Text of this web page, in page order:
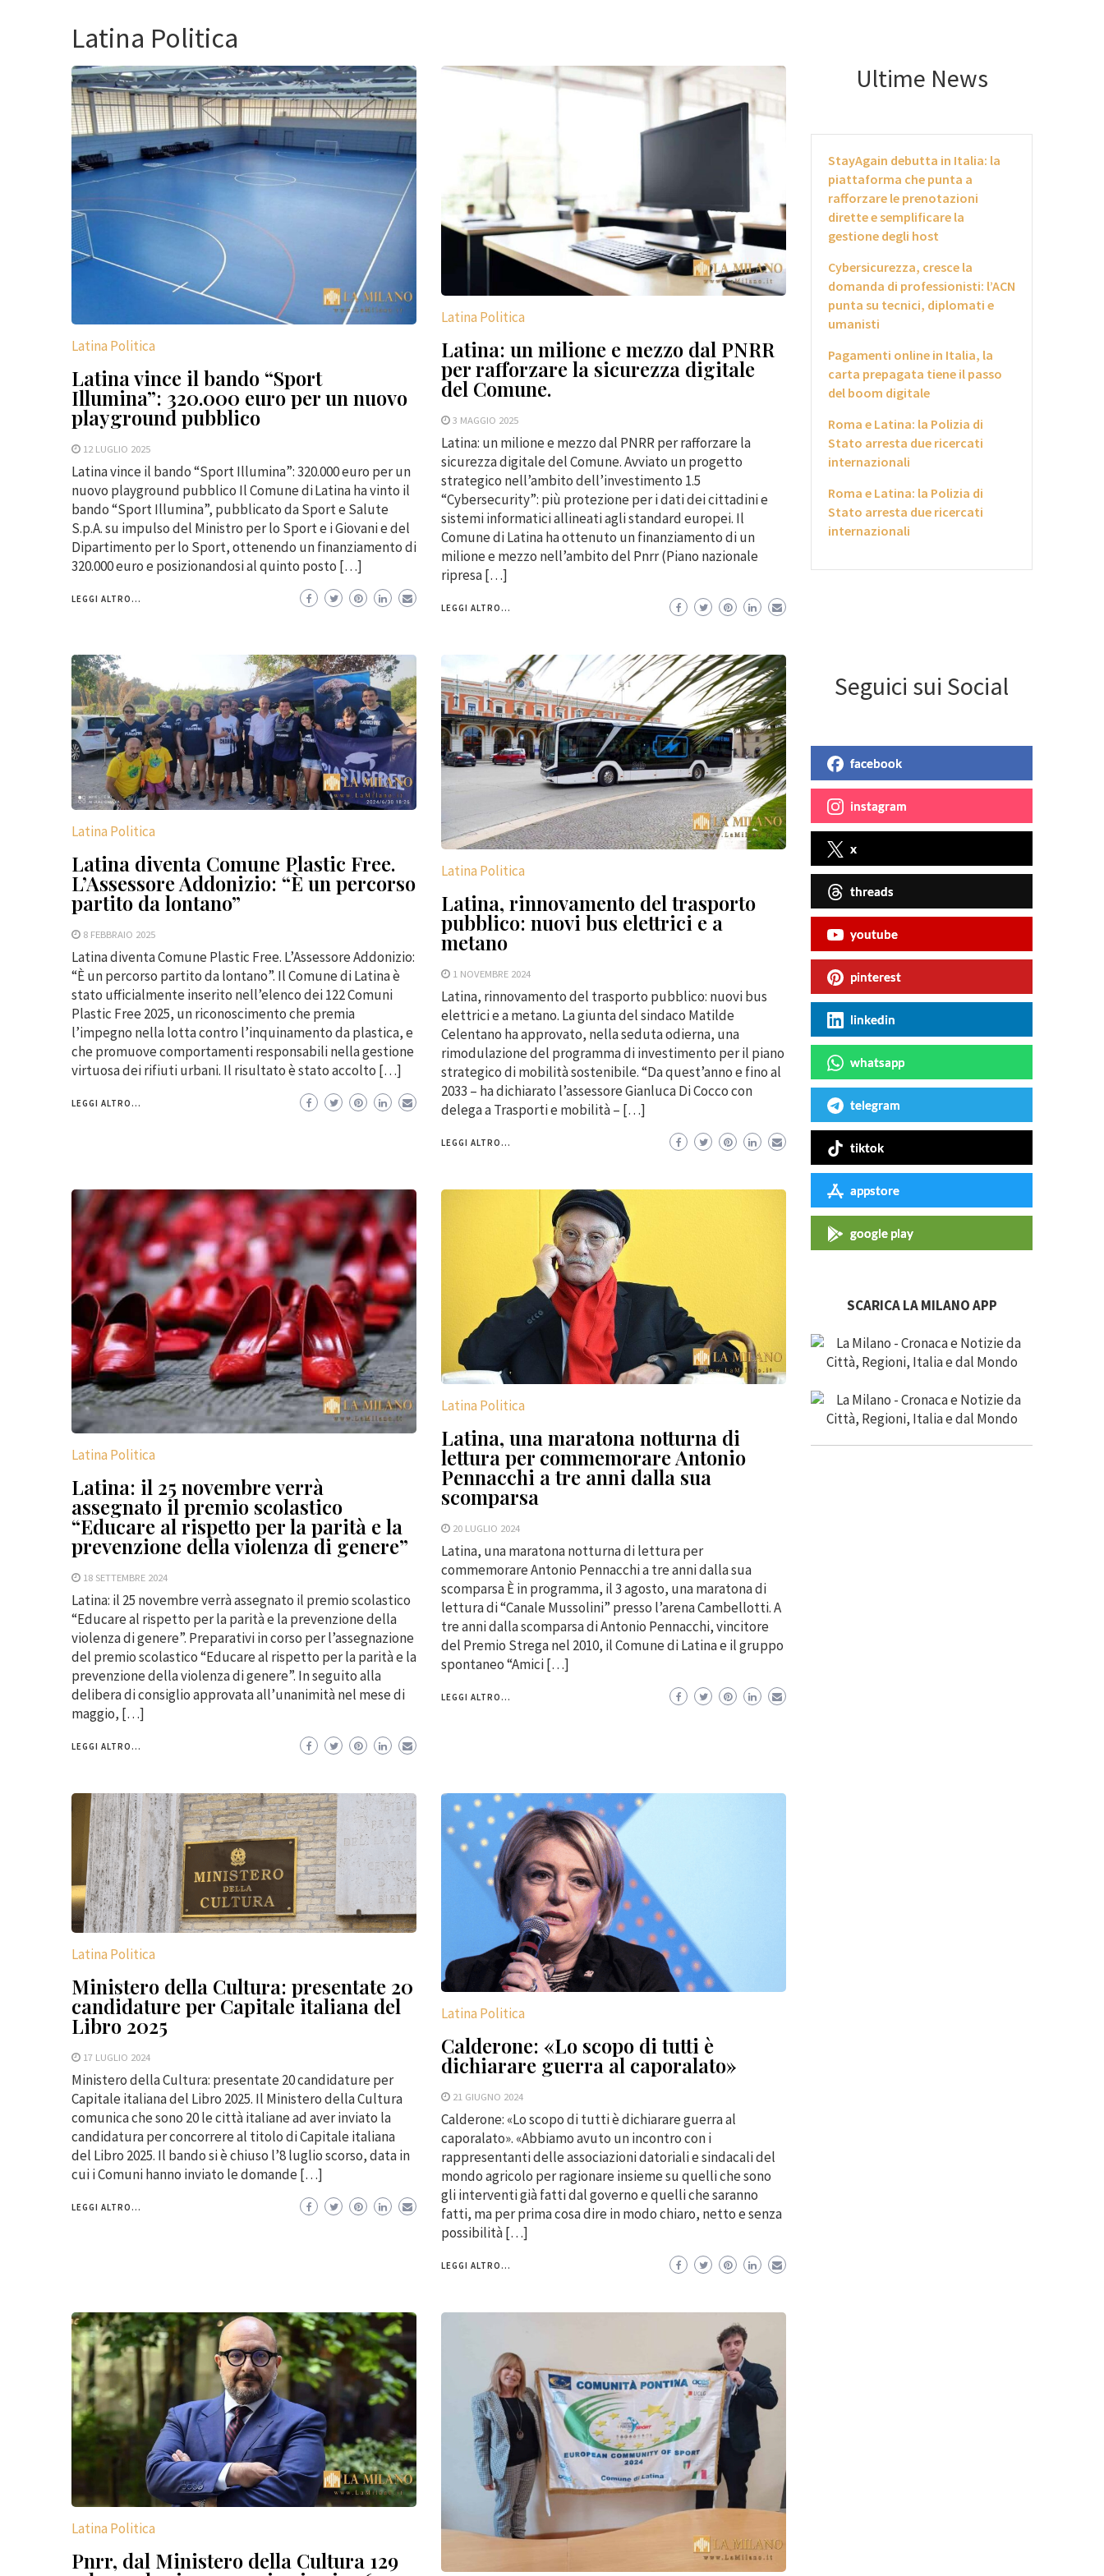
Latina Politica
Latina Politica
Latina vince il bando “Sport
Illumina”: 320.000 euro per un nuovo
playground pubblico
12 LUGLIO 2025
Latina vince il bando “Sport Illumina”: 320.000 euro per un
nuovo playground pubblico Il Comune di Latina ha vinto il
bando “Sport Illumina”, pubblicato da Sport e Salute
S.p.A. su impulso del Ministro per lo Sport e i Giovani e del
Dipartimento per lo Sport, ottenendo un finanziamento di
320.000 euro e posizionandosi al quinto posto […]
LEGGI ALTRO...
Latina Politica
Latina: un milione e mezzo dal PNRR
per rafforzare la sicurezza digitale
del Comune.
3 MAGGIO 2025
Latina: un milione e mezzo dal PNRR per rafforzare la
sicurezza digitale del Comune. Avviato un progetto
strategico nell’ambito dell’investimento 1.5
“Cybersecurity”: più protezione per i dati dei cittadini e
sistemi informatici allineati agli standard europei. Il
Comune di Latina ha ottenuto un finanziamento di un
milione e mezzo nell’ambito del Pnrr (Piano nazionale
ripresa […]
LEGGI ALTRO...
Latina Politica
Latina diventa Comune Plastic Free.
L’Assessore Addonizio: “È un percorso
partito da lontano”
8 FEBBRAIO 2025
Latina diventa Comune Plastic Free. L’Assessore Addonizio:
“È un percorso partito da lontano”. Il Comune di Latina è
stato ufficialmente inserito nell’elenco dei 122 Comuni
Plastic Free 2025, un riconoscimento che premia
l’impegno nella lotta contro l’inquinamento da plastica, e
che promuove comportamenti responsabili nella gestione
virtuosa dei rifiuti urbani. Il risultato è stato accolto […]
LEGGI ALTRO...
Latina Politica
Latina, rinnovamento del trasporto
pubblico: nuovi bus elettrici e a
metano
1 NOVEMBRE 2024
Latina, rinnovamento del trasporto pubblico: nuovi bus
elettrici e a metano. La giunta del sindaco Matilde
Celentano ha approvato, nella seduta odierna, una
rimodulazione del programma di investimento per il piano
strategico di mobilità sostenibile. “Da quest’anno e fino al
2033 – ha dichiarato l’assessore Gianluca Di Cocco con
delega a Trasporti e mobilità – […]
LEGGI ALTRO...
Latina Politica
Latina: il 25 novembre verrà
assegnato il premio scolastico
“Educare al rispetto per la parità e la
prevenzione della violenza di genere”
18 SETTEMBRE 2024
Latina: il 25 novembre verrà assegnato il premio scolastico
“Educare al rispetto per la parità e la prevenzione della
violenza di genere”. Preparativi in corso per l’assegnazione
del premio scolastico “Educare al rispetto per la parità e la
prevenzione della violenza di genere”. In seguito alla
delibera di consiglio approvata all’unanimità nel mese di
maggio, […]
LEGGI ALTRO...
Latina Politica
Latina, una maratona notturna di
lettura per commemorare Antonio
Pennacchi a tre anni dalla sua
scomparsa
20 LUGLIO 2024
Latina, una maratona notturna di lettura per
commemorare Antonio Pennacchi a tre anni dalla sua
scomparsa È in programma, il 3 agosto, una maratona di
lettura di “Canale Mussolini” presso l’arena Cambellotti. A
tre anni dalla scomparsa di Antonio Pennacchi, vincitore
del Premio Strega nel 2010, il Comune di Latina e il gruppo
spontaneo “Amici […]
LEGGI ALTRO...
Latina Politica
Ministero della Cultura: presentate 20
candidature per Capitale italiana del
Libro 2025
17 LUGLIO 2024
Ministero della Cultura: presentate 20 candidature per
Capitale italiana del Libro 2025. Il Ministero della Cultura
comunica che sono 20 le città italiane ad aver inviato la
candidatura per concorrere al titolo di Capitale italiana
del Libro 2025. Il bando si è chiuso l’8 luglio scorso, data in
cui i Comuni hanno inviato le domande […]
LEGGI ALTRO...
Latina Politica
Calderone: «Lo scopo di tutti è
dichiarare guerra al caporalato»
21 GIUGNO 2024
Calderone: «Lo scopo di tutti è dichiarare guerra al
caporalato». «Abbiamo avuto un incontro con i
rappresentanti delle associazioni datoriali e sindacali del
mondo agricolo per ragionare insieme su quelli che sono
gli interventi già fatti dal governo e quelli che saranno
fatti, ma per prima cosa dire in modo chiaro, netto e senza
possibilità […]
LEGGI ALTRO...
Latina Politica
Pnrr, dal Ministero della Cultura 129
Ultime News
StayAgain debutta in Italia: la
piattaforma che punta a
rafforzare le prenotazioni
dirette e semplificare la
gestione degli host
Cybersicurezza, cresce la
domanda di professionisti: l’ACN
punta su tecnici, diplomati e
umanisti
Pagamenti online in Italia, la
carta prepagata tiene il passo
del boom digitale
Roma e Latina: la Polizia di
Stato arresta due ricercati
internazionali
Roma e Latina: la Polizia di
Stato arresta due ricercati
internazionali
Seguici sui Social
facebook
instagram
x
threads
youtube
pinterest
linkedin
whatsapp
telegram
tiktok
appstore
google play
SCARICA LA MILANO APP